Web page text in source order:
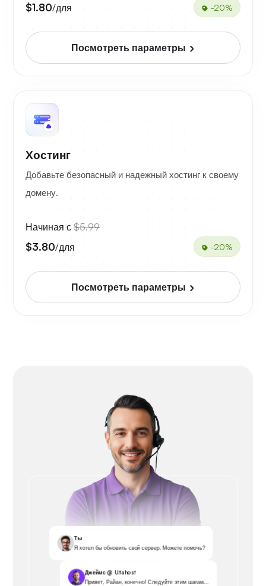
$1.80/для -20%
Посмотреть параметры
Хостинг
Добавьте безопасный и надежный хостинг к своему
домену.
Начиная с $5.99
$3.80/для -20%
Посмотреть параметры
Ты
Я хотел бы обновить свой сервер. Можете помочь?
Джеймс @ Ultahost
Привет, Райан, конечно! Следуйте этим шагам...